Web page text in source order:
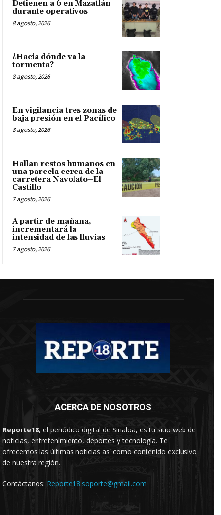
Detienen a 6 en Mazatlán
durante operativos
8 agosto, 2026
¿Hacia dónde va la
tormenta?
8 agosto, 2026
En vigilancia tres zonas de
baja presión en el Pacífico
8 agosto, 2026
Hallan restos humanos en
una parcela cerca de la
carretera Navolato–El
Castillo
7 agosto, 2026
A partir de mañana,
incrementará la
intensidad de las lluvias
7 agosto, 2026
ACERCA DE NOSOTROS
Reporte18, el periódico digital de Sinaloa, es tu sitio web de
noticias, entretenimiento, deportes y tecnología. Te
ofrecemos las últimas noticias así como contenido exclusivo
de nuestra región.
Contáctanos: Reporte18.soporte@gmail.com